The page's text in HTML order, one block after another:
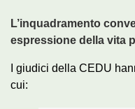
L’inquadramento
espressione della vita
I giudici della CEDU
cui: